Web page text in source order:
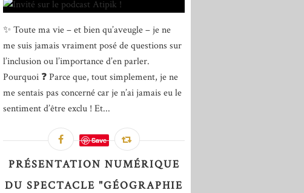
✨ Toute ma vie – et bien qu’aveugle – je ne
me suis jamais vraiment posé de questions sur
l’inclusion ou l’importance d’en parler.
Pourquoi ❓ Parce que, tout simplement, je ne
me sentais pas concerné car je n’ai jamais eu le
sentiment d’être exclu ! Et...
Save
PRÉSENTATION NUMÉRIQUE
DU SPECTACLE "GÉOGRAPHIE